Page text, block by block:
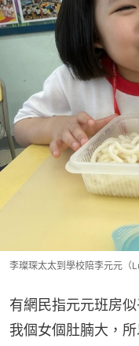
李璨琛太太到學校陪李元元（
有網民指元元班房
我個女個肚腩大，